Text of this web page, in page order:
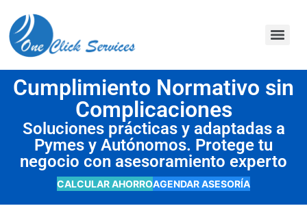
Cumplimiento Normativo sin
Complicaciones
Soluciones prácticas y adaptadas a
Pymes y Autónomos. Protege tu
negocio con asesoramiento experto
CALCULAR AHORROAGENDAR ASESORÍA